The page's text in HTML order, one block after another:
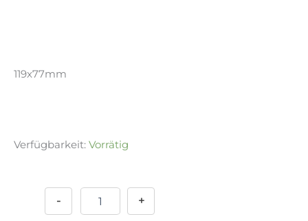
119x77mm
Verfügbarkeit: Vorrätig
- +